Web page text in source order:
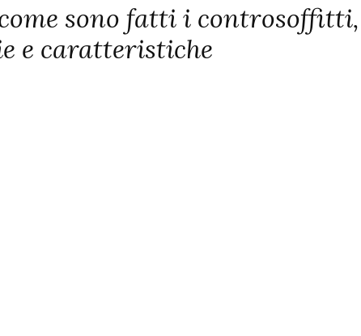
sono fatti i controsoffitti,
e caratteristiche